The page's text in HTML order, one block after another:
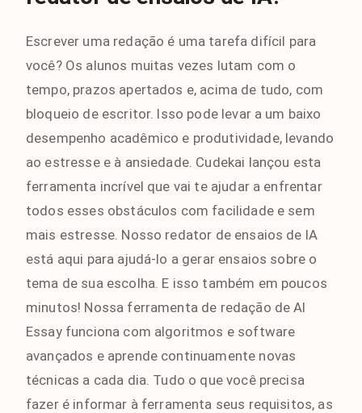
Escrever uma redação é uma tarefa difícil para
você? Os alunos muitas vezes lutam com o
tempo, prazos apertados e, acima de tudo, com
bloqueio de escritor. Isso pode levar a um baixo
desempenho acadêmico e produtividade, levando
ao estresse e à ansiedade. Cudekai lançou esta
ferramenta incrível que vai te ajudar a enfrentar
todos esses obstáculos com facilidade e sem
mais estresse. Nosso redator de ensaios de IA
está aqui para ajudá-lo a gerar ensaios sobre o
tema de sua escolha. E isso também em poucos
minutos! Nossa ferramenta de redação de AI
Essay funciona com algoritmos e software
avançados e aprende continuamente novas
técnicas a cada dia. Tudo o que você precisa
fazer é informar à ferramenta seus requisitos, as